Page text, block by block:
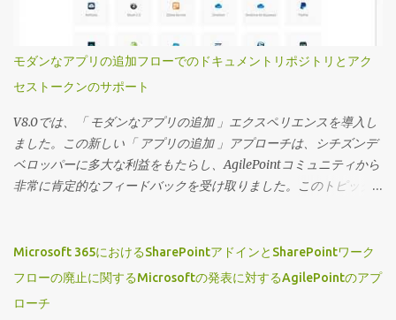
されたアプリフィルターを使用してカスタムビューを設定し、エ
ーをロックダウンしたりする機能を提供できます。 これらのビュ
ーのセキュリティは、ビューを特定のグループに割り当てること
で制御できます。 ページビルダーウィジェットにのみ表示できる
ビューを定義できるため、ページデザイナーでは高度にカスタマ
イズされたプロジェクト固有のランディングページとそれに対応
するワークセンターを作成できます。 それでは、この機能の動作
を見てみましょう。 （動画の音声は英語です）
モダンなアプリの追加フローでのドキュメントリポジトリとアク
セストークンのサポート
V8.0では、「 モダンなアプリの追加 」エクスペリエンスを導入し
ました。この新しい「 アプリの追加 」アプローチは、シチズンデ
ベロッパーに多大な利益をもたらし、AgilePointコミュニティから
非常に肯定的なフィードバックを受け取りました。このトピック
パーコミュニティをサポートするという私たちのコミットメント
を継続し、この機能に2つの新しい拡張機能を導入できることを嬉
アプリの追加 」フローに含めました。 ウィザード主導のエクスペ
Microsoft 365におけるSharePointアドインとSharePointワーク
フローの廃止に関するMicrosoftの発表に対するAgilePointのアプ
ローチ